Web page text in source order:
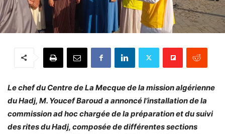
Le chef du Centre de La Mecque de la mission algérienne
du Hadj, M. Youcef Baroud a annoncé l’installation de la
commission ad hoc chargée de la préparation et du suivi
des rites du Hadj, composée de différentes sections